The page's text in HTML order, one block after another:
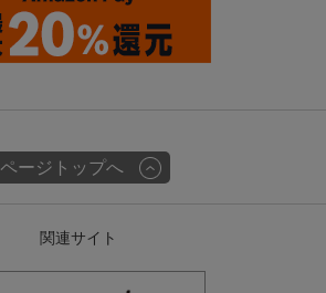
ページトップへ
関連サイト